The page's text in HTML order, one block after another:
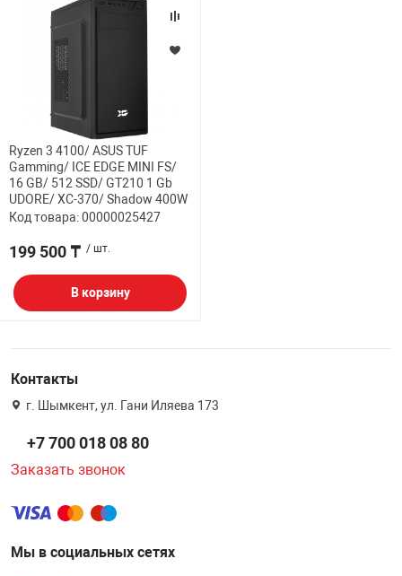
Ryzen 3 4100/ ASUS TUF
Gamming/ ICE EDGE MINI FS/
16 GB/ 512 SSD/ GT210 1 Gb
UDORE/ XC-370/ Shadow 400W
Код товара: 00000025427
199 500 ₸ / шт.
В корзину
Контакты
г. Шымкент, ул. Гани Иляева 173
+7 700 018 08 80
Заказать звонок
Мы в социальных сетях